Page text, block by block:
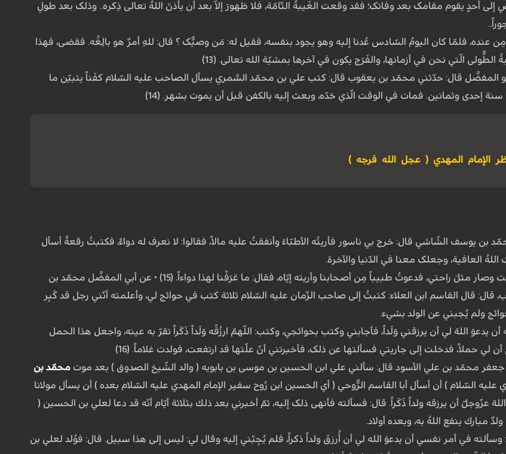
إلى أحدٍ یقوم مقامک بعد وفاتک؛ فقد وقعت الغَیبةُ التّامّة، فلا ظهورَ إلاّ بعد أن یأذنَ اللهُ تعالى ذِکره.. وذلک بعد طولِ
عنده، فلمّا کان الیومُ السّادس عُدنا إلیه وهو یجود بنفسه، فقیل له: مَن وصیُّک ؟ قال: للهِ أمرٌ هو بالِغُه. فقضى، فهذا
الّتي نحن في أزمانها، والفَرَج یکون في آخرها بمشیّة الله تعالى. (13)
المفضَّل قال: حدّثني محمّد بن یعقوب قال: کتب علي بن محمّد السَّمري یسأل الصّاحب علیه السّلام کفَناً یتبیّن ما
سنة إحدى وثمانین. فمات في الوقت الّذي حَدّه، وبعث إلیه بالکفن قبل أن یموت بشهر. (14)
الإمام المهدي ( عجل الله فرجه )
بن یوسف الشّاشي قال: خرج بي ناسور فأریتُه الأطبّاءَ وأنفقتُ علیه مالاً، فقالوا: لا نعرف له دواءً، فکتبتُ رقعةً أسأل
اللهُ العافیة، وجعلک معنا في الدّنیا والآخرة.
قال: فما أتَتْ علَي جمعةٌ حتّى عُوفیت وصار مثلَ راحتي، فدعوتُ طبیباً مِن أصحابنا وأریته إیّاه، فقال: ما عَرَفْنا لهذا دواءاً. (15) • عن أبي المفضَّل محمّد بن
قال: قال القاسم ابن العلاء: کتبتُ إلى صاحب الزّمان علیه السّلام ثلاثة کتب في حوائج لي، وأعلمته أنّني رجل قد کَبِر
ولم یُجبني عن الولد بشيء.
أن یدعوَ اللهَ لي أن یرزقني وَلَداً، فأجابني وکتب بحوائجي، وکتب: اللّهمّ ارزُقْه وَلَداً ذَکَراً تقرّ به عینه، واجعل هذا الحمل
أن لي حملاً، فدخلت إلى جاریتي فسألتها عن ذلک، فأخبرتني أنّ علّتها قد ارتفعت، فولدت غلاماً. (16)
جعفر محمّد بن علي الأسود قال: سألني علي ابن الحسین بن موسى بن بابویه ( والد الشّیخ الصّدوق ) بعد موت محمّد بن
علیه السّلام ) أن أسأل أبا القاسم الرُّوحي ( أي الحسین ابن رُوح سفیر الإمام المهدي علیه السّلام بعده ) أن یسأل مولانا
عزّوجلّ أن یرزقه ولداً ذَکَراً. قال: فسألته فأنهى ذلک إلیه، ثمّ أخبرني بعد ذلك بثلاثة أیّام أنّه قد دعا لعلي بن الحسین (
مبارك ینفع اللهُ به، وبعده أولاد.
في أمر نفسي أن یدعوَ الله لي أن أُرزقَ ولداً ذکراً، فلم یُجِبْني إلیه وقال لي: لیس إلى هذا سبیل. قال: فوُلد لعلي بن